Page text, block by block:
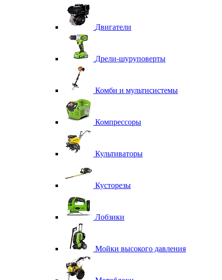
Двигатели
Дрели-шуруповерты
Комби и мультисистемы
Компрессоры
Культиваторы
Кусторезы
Лобзики
Мойки высокого давления